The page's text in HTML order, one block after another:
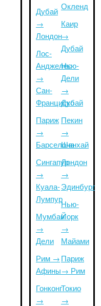
Дубай
→
Лондон
Лос-
Анджелес
→
Сан-
Франциско
Париж
→
Барселона
Сингапур
→
Куала-
Лумпур
Мумбаи
→
Дели
Рим →
Афины
Гонконг
→
Окленд
Каир
→
Дубай
Нью-
Дели
→
Дубай
Пекин
→
Шанхай
Лондон
→
Эдинбург
Нью-
Йорк
→
Майами
Париж
→ Рим
Токио
→